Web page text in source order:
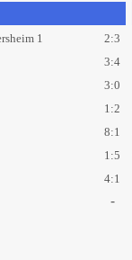
1 2:3
3:4
3:0
1:2
8:1
1:5
4:1
-